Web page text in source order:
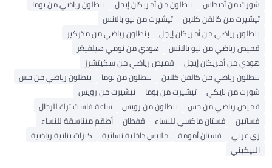
شورت من أديداس
بنطلون من أمريكان إيجل
بنطلون رياضي من بوما
تيشيرت من كالفن كلاين
تيشيرت من نيو بالانس
بنطلون رياضي من أمريكان إيجل
بنطلون رياضي من مذركير
قميص رياضي من نيو بالانس
هودي من تومي هيلفيغر
هودي من أمريكان إيجل
قميص رياضي من سكيتشرز
بنطلون رياضي من كالفن كلاين
بنطلون من بوما
بنطلون رياضي من جس
شورت من نايكي
تيشيرت من بوما
تيشيرت من رويس
قميص رياضي من جس
بنطلون من رويس
ساعة فاست ترك للرجال
فساتين
فستان ماكسي للنساء قفطان
أطقم متناسقة للنساء
زي عربي
فستان أمومة ملابس داخلية نسائية
كنزات بناتية رياضية
البيكيني